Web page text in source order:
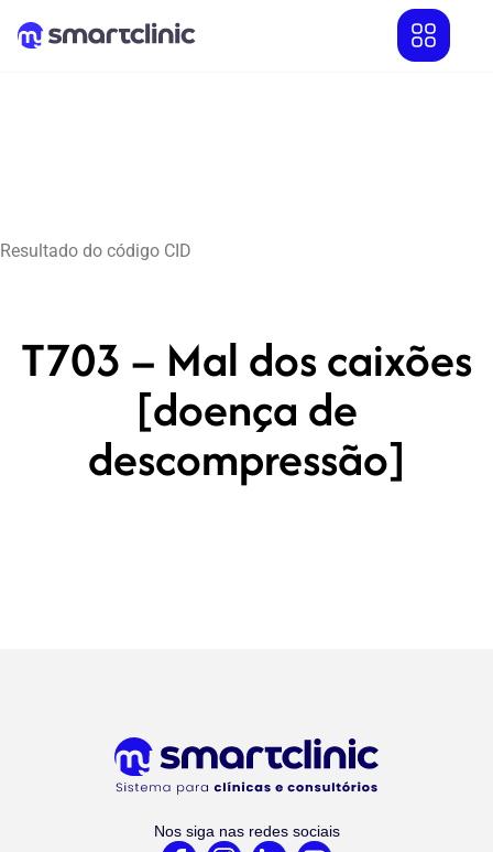
Resultado do código CID
T703 – Mal dos caixões
[doença de
descompressão]
Nos siga nas redes sociais